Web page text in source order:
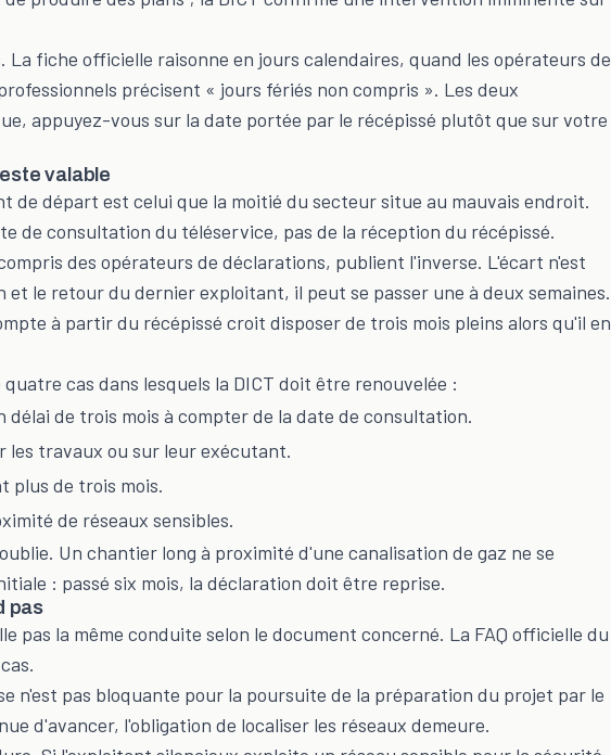
fiche officielle raisonne en jours calendaires, quand les opérateurs de
précisent « jours fériés non compris ». Les deux
appuyez-vous sur la date portée par le récépissé plutôt que sur votre
valable
de départ est celui que la moitié du secteur situe au mauvais endroit.
de consultation du téléservice, pas de la réception du récépissé.
des opérateurs de déclarations, publient l'inverse. L'écart n'est
le retour du dernier exploitant, il peut se passer une à deux semaines.
à partir du récépissé croit disposer de trois mois pleins alors qu'il en
cas dans lesquels la DICT doit être renouvelée :
délai de trois mois à compter de la date de consultation.
les travaux ou sur leur exécutant.
plus de trois mois.
de réseaux sensibles.
Un chantier long à proximité d'une canalisation de gaz ne se
: passé six mois, la déclaration doit être reprise.
pas
pas la même conduite selon le document concerné. La FAQ officielle du
n'est pas bloquante pour la poursuite de la préparation du projet par le
d'avancer, l'obligation de localiser les réseaux demeure.